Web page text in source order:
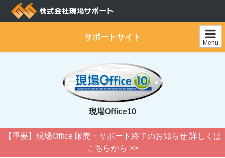
Skip
サポートサイト
Menu
現場Office10
【重要】現場Office 販売・サポート終了のお知らせ 詳しくは
こちらから >>